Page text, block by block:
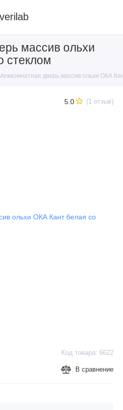
массив ольхи
стеклом
дверь массив ольхи ОКА
5.0 (1 отзыв)
Код товара: 6622
В сравнение